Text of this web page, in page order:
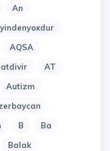
An
AQSA
AT
Autizm
B
Ba
Balak